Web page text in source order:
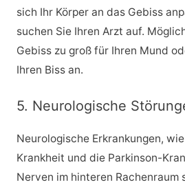
sich Ihr Körper an das Gebiss
suchen Sie Ihren Arzt auf.
Gebiss zu groß für Ihren Mund
Ihren Biss an.
5. Neurologische
Neurologische Erkrankungen,
Krankheit und die Parkinson-
Nerven im hinteren Rachenraum